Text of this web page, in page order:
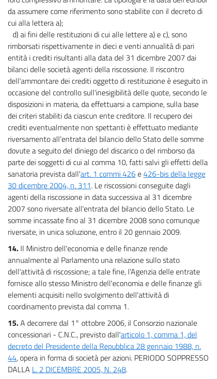
da assumere come riferimento sono stabilite con il decreto di
cui alla lettera a);
d) ai fini delle restituzioni di cui alle lettere a) e c), sono
rimborsati rispettivamente in dieci e venti annualità di pari
entità i crediti risultanti alla data del 31 dicembre 2007 dai
bilanci delle società agenti della riscossione. Il riscontro
dell'ammontare dei crediti oggetto di restituzione è eseguito in
occasione del controllo sull'inesigibilità delle quote, secondo le
disposizioni in materia, da effettuarsi a campione, sulla base
dei criteri stabiliti da ciascun ente creditore. Il recupero dei
crediti eventualmente non spettanti è effettuato mediante
riversamento all'entrata del bilancio dello Stato delle somme
dovute a seguito del diniego del discarico o del rimborso da
parte dei soggetti di cui al comma 10, fatti salvi gli effetti della
sanatoria prevista dall'art. 1 commi 426e426-bis della legge
30 dicembre 2004, n. 311. Le riscossioni conseguite dagli
agenti della riscossione in data successiva al 31 dicembre
2007 sono riversate all'entrata del bilancio dello Stato. Le
somme incassate fino al 31 dicembre 2008 sono comunque
riversate, in unica soluzione, entro il 20 gennaio 2009.
14. Il Ministro dell'economia e delle finanze rende
annualmente al Parlamento una relazione sullo stato
dell'attività di riscossione; a tale fine, l'Agenzia delle entrate
fornisce allo stesso Ministro dell'economia e delle finanze gli
elementi acquisiti nello svolgimento dell'attività di
coordinamento prevista dal comma 1.
15.A decorrere dal 1° ottobre 2006, il Consorzio nazionale
concessionari - C.N.C., previsto dall'articolo 1, comma 1, del
decreto del Presidente della Repubblica 28 gennaio 1988, n.
44, opera in forma di società per azioni. PERIODO SOPPRESSO
DALLA L. 2 DICEMBRE 2005, N. 248.